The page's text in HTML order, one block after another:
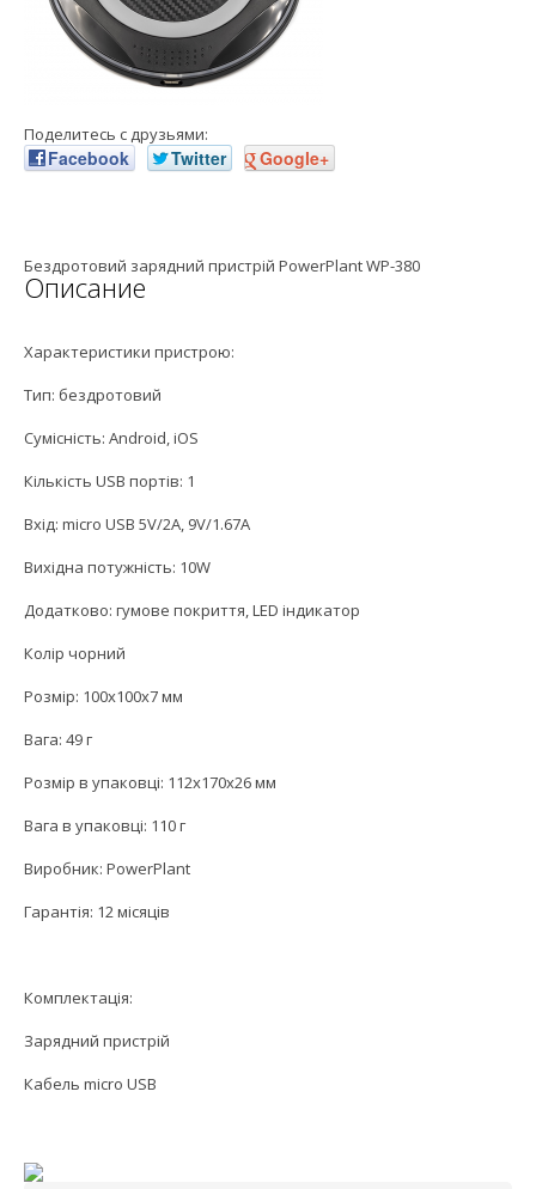
Поделитесь с друзьями:
Facebook Twitter Google+
Описание
Бездротовий зарядний пристрій PowerPlant WP-380
Характеристики пристрою:
Тип: бездротовий
Сумісність: Android, iOS
Кількість USB портів: 1
Вхід: micro USB 5V/2A, 9V/1.67A
Вихідна потужність: 10W
Додатково: гумове покриття, LED індикатор
Колір чорний
Розмір: 100х100х7 мм
Вага: 49 г
Розмір в упаковці: 112х170х26 мм
Вага в упаковці: 110 г
Виробник: PowerPlant
Гарантія: 12 місяців
Комплектація:
Зарядний пристрій
Кабель micro USB